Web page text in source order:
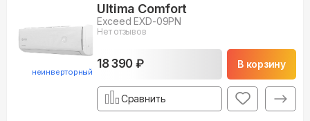
неинверторный
Ultima Comfort
Exceed EXD-09PN
Нет отзывов
18 390 ₽ В корзину
Сравнить